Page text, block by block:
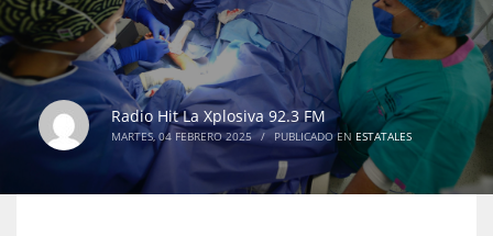
Radio Hit La Xplosiva 92.3 FM
MARTES, 04 FEBRERO 2025 / PUBLICADO EN ESTATALES